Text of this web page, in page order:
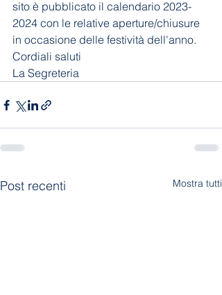
sito è pubblicato il calendario 2023-
2024 con le relative aperture/chiusure
in occasione delle festività dell'anno.
Cordiali saluti
La Segreteria
Post recenti Mostra tutti